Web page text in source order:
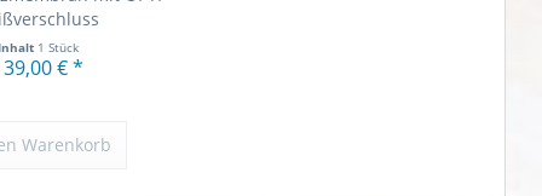
1 Stück
€ *
Warenkorb